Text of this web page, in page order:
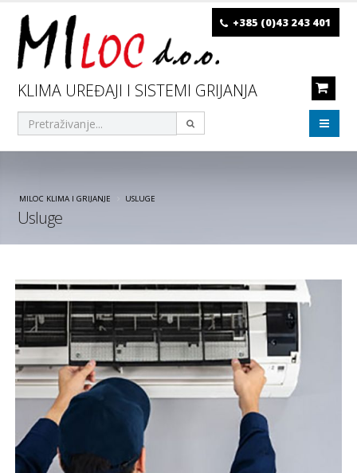
KLIMA UREĐAJI I SISTEMI GRIJANJA
+385 (0)43 243 401
MILOC KLIMA I GRIJANJE USLUGE
Usluge